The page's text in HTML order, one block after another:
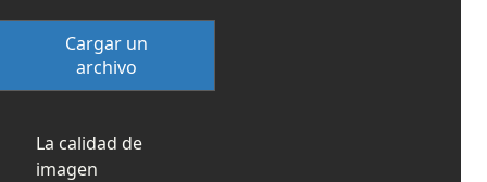
Cargar un
archivo
La calidad de
imagen